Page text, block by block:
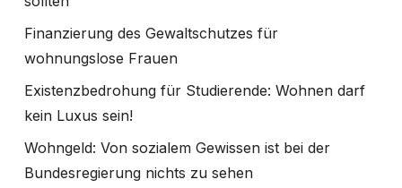
Finanzierung des Gewaltschutzes für
wohnungslose Frauen
Existenzbedrohung für Studierende: Wohnen darf
kein Luxus sein!
Wohngeld: Von sozialem Gewissen ist bei der
Bundesregierung nichts zu sehen